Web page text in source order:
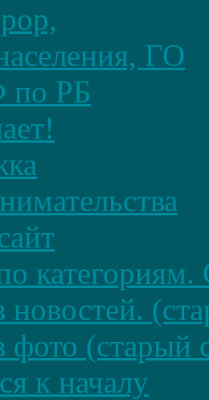
ГО
РБ
категориям.
новостей.
фото (старый
к началу